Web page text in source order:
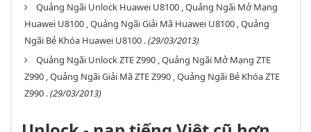
Quảng Ngãi Unlock Huawei U8100 , Quảng Ngãi Mở Mạng
Huawei U8100 , Quảng Ngãi Giải Mã Huawei U8100 , Quảng
Ngãi Bẻ Khóa Huawei U8100 .(29/03/2013)
Quảng Ngãi Unlock ZTE Z990 , Quảng Ngãi Mở Mạng ZTE
Z990 , Quảng Ngãi Giải Mã ZTE Z990 , Quảng Ngãi Bẻ Khóa ZTE
Z990 .(29/03/2013)